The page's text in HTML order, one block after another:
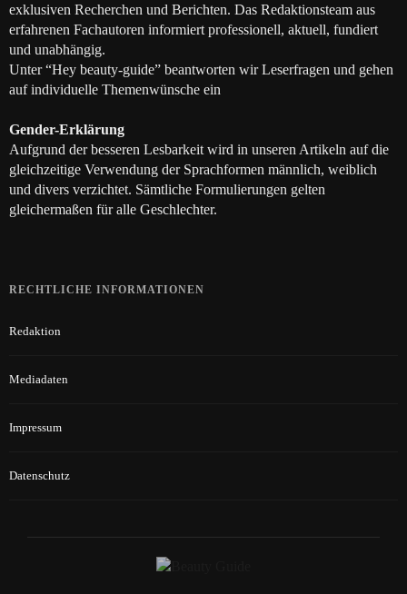
exklusiven Recherchen und Berichten. Das Redaktionsteam aus
erfahrenen Fachautoren informiert professionell, aktuell, fundiert
und unabhängig.
Unter “Hey beauty-guide” beantworten wir Leserfragen und gehen
auf individuelle Themenwünsche ein
Gender-Erklärung
Aufgrund der besseren Lesbarkeit wird in unseren Artikeln auf die
gleichzeitige Verwendung der Sprachformen männlich, weiblich
und divers verzichtet. Sämtliche Formulierungen gelten
gleichermaßen für alle Geschlechter.
RECHTLICHE INFORMATIONEN
Redaktion
Mediadaten
Impressum
Datenschutz